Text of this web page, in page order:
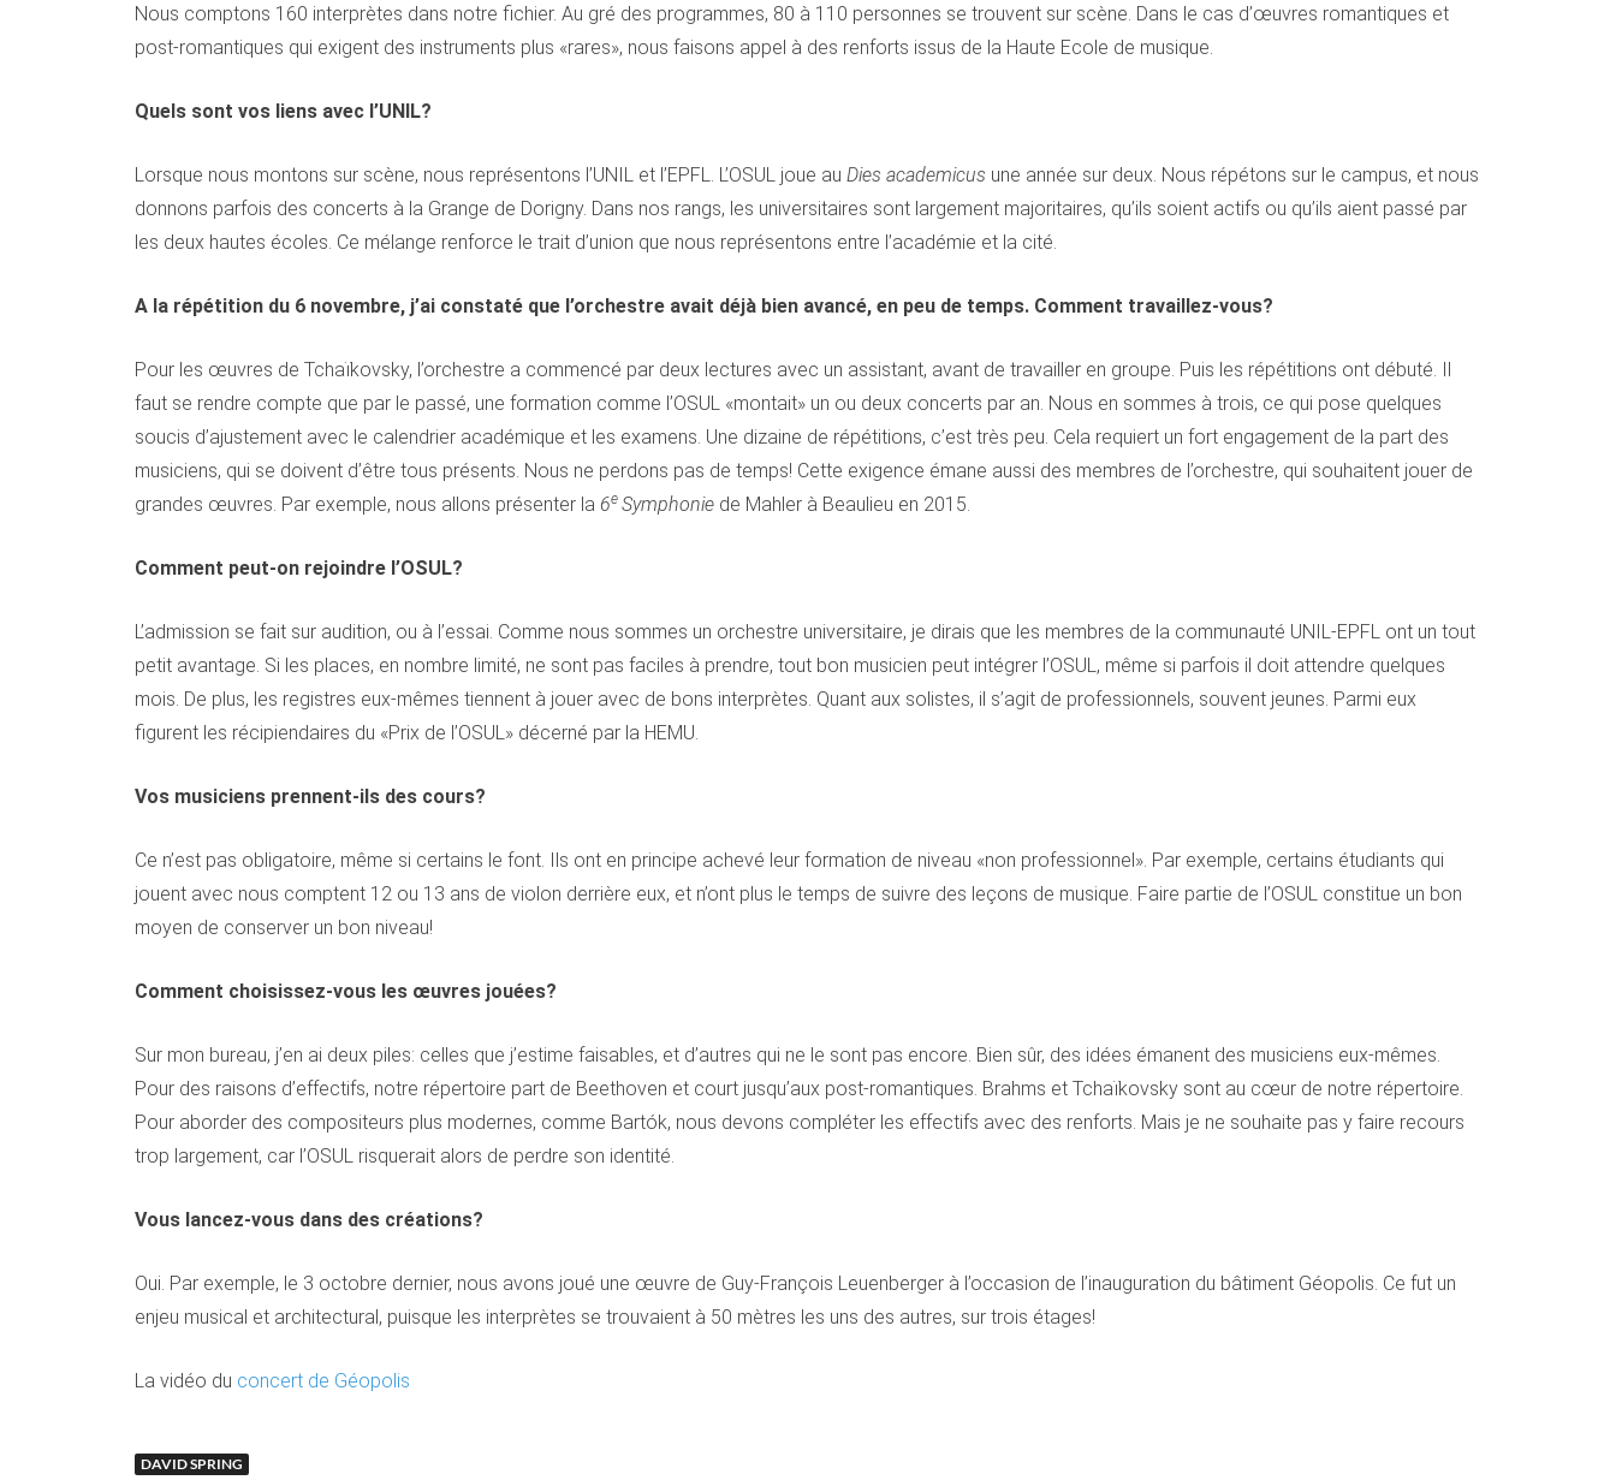
Nous comptons 160 interprètes dans notre fichier. Au gré des programmes, 80 à 110 personnes se trouvent sur scène. Dans le cas d’œuvres romantiques et
post-romantiques qui exigent des instruments plus «rares», nous faisons appel à des renforts issus de la Haute Ecole de musique.
Quels sont vos liens avec l’UNIL?
Lorsque nous montons sur scène, nous représentons l’UNIL et l’EPFL. L’OSUL joue au Dies academicus une année sur deux. Nous répétons sur le campus, et nous
donnons parfois des concerts à la Grange de Dorigny. Dans nos rangs, les universitaires sont largement majoritaires, qu’ils soient actifs ou qu’ils aient passé par
les deux hautes écoles. Ce mélange renforce le trait d’union que nous représentons entre l’académie et la cité.
A la répétition du 6 novembre, j’ai constaté que l’orchestre avait déjà bien avancé, en peu de temps. Comment travaillez-vous?
Pour les œuvres de Tchaïkovsky, l’orchestre a commencé par deux lectures avec un assistant, avant de travailler en groupe. Puis les répétitions ont débuté. Il
faut se rendre compte que par le passé, une formation comme l’OSUL «montait» un ou deux concerts par an. Nous en sommes à trois, ce qui pose quelques
soucis d’ajustement avec le calendrier académique et les examens. Une dizaine de répétitions, c’est très peu. Cela requiert un fort engagement de la part des
musiciens, qui se doivent d’être tous présents. Nous ne perdons pas de temps! Cette exigence émane aussi des membres de l’orchestre, qui souhaitent jouer de
grandes œuvres. Par exemple, nous allons présenter la 6e Symphonie de Mahler à Beaulieu en 2015.
Comment peut-on rejoindre l’OSUL?
L’admission se fait sur audition, ou à l’essai. Comme nous sommes un orchestre universitaire, je dirais que les membres de la communauté UNIL-EPFL ont un tout
petit avantage. Si les places, en nombre limité, ne sont pas faciles à prendre, tout bon musicien peut intégrer l’OSUL, même si parfois il doit attendre quelques
mois. De plus, les registres eux-mêmes tiennent à jouer avec de bons interprètes. Quant aux solistes, il s’agit de professionnels, souvent jeunes. Parmi eux
figurent les récipiendaires du «Prix de l’OSUL» décerné par la HEMU.
Vos musiciens prennent-ils des cours?
Ce n’est pas obligatoire, même si certains le font. Ils ont en principe achevé leur formation de niveau «non professionnel». Par exemple, certains étudiants qui
jouent avec nous comptent 12 ou 13 ans de violon derrière eux, et n’ont plus le temps de suivre des leçons de musique. Faire partie de l’OSUL constitue un bon
moyen de conserver un bon niveau!
Comment choisissez-vous les œuvres jouées?
Sur mon bureau, j’en ai deux piles: celles que j’estime faisables, et d’autres qui ne le sont pas encore. Bien sûr, des idées émanent des musiciens eux-mêmes.
Pour des raisons d’effectifs, notre répertoire part de Beethoven et court jusqu’aux post-romantiques. Brahms et Tchaïkovsky sont au cœur de notre répertoire.
Pour aborder des compositeurs plus modernes, comme Bartók, nous devons compléter les effectifs avec des renforts. Mais je ne souhaite pas y faire recours
trop largement, car l’OSUL risquerait alors de perdre son identité.
Vous lancez-vous dans des créations?
Oui. Par exemple, le 3 octobre dernier, nous avons joué une œuvre de Guy-François Leuenberger à l’occasion de l’inauguration du bâtiment Géopolis. Ce fut un
enjeu musical et architectural, puisque les interprètes se trouvaient à 50 mètres les uns des autres, sur trois étages!
La vidéo du concert de Géopolis
DAVID SPRING